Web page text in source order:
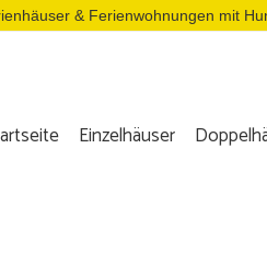
& Ferienwohnungen mit
Einzelhäuser